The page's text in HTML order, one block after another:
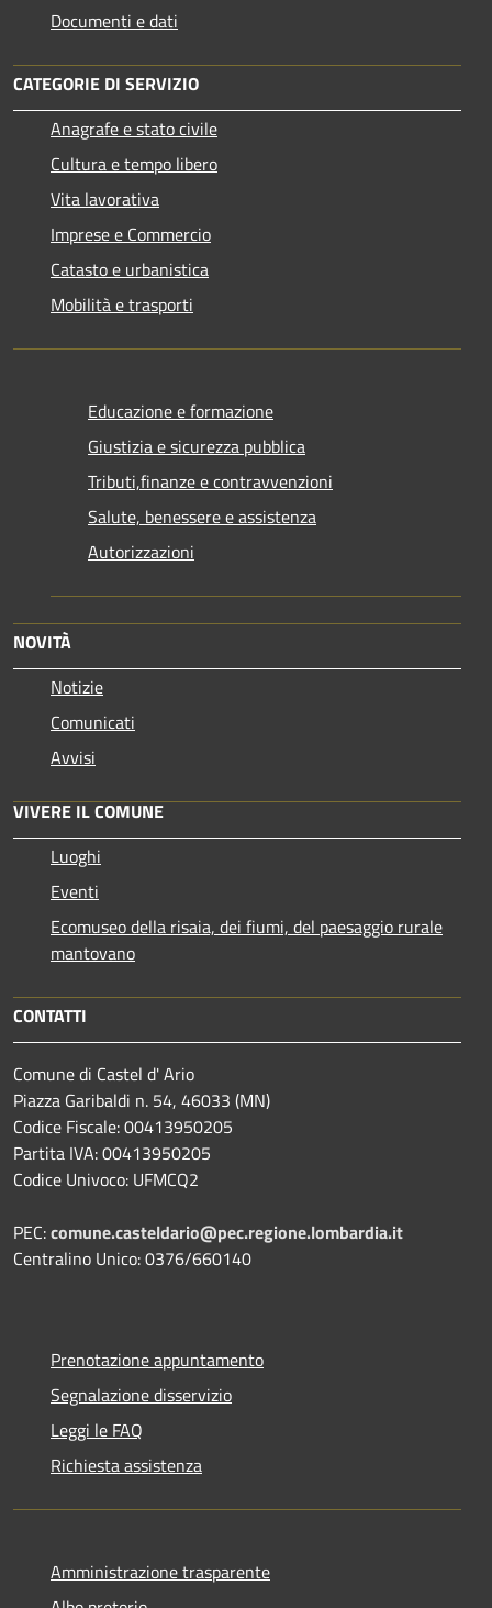
Documenti e dati
CATEGORIE DI SERVIZIO
Anagrafe e stato civile
Cultura e tempo libero
Vita lavorativa
Imprese e Commercio
Catasto e urbanistica
Mobilità e trasporti
Educazione e formazione
Giustizia e sicurezza pubblica
Tributi,finanze e contravvenzioni
Salute, benessere e assistenza
Autorizzazioni
NOVITÀ
Notizie
Comunicati
Avvisi
VIVERE IL COMUNE
Luoghi
Eventi
Ecomuseo della risaia, dei fiumi, del paesaggio rurale
mantovano
CONTATTI
Comune di Castel d' Ario
Piazza Garibaldi n. 54, 46033 (MN)
Codice Fiscale: 00413950205
Partita IVA: 00413950205
Codice Univoco: UFMCQ2
PEC:comune.casteldario@pec.regione.lombardia.it
Centralino Unico: 0376/660140
Prenotazione appuntamento
Segnalazione disservizio
Leggi le FAQ
Richiesta assistenza
Amministrazione trasparente